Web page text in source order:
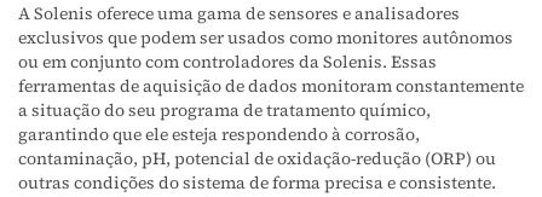
A Solenis oferece uma gama de sensores e analisadores
exclusivos que podem ser usados como monitores autônomos
ou em conjunto com controladores da Solenis. Essas
ferramentas de aquisição de dados monitoram constantemente
a situação do seu programa de tratamento químico,
garantindo que ele esteja respondendo à corrosão,
contaminação, pH, potencial de oxidação-redução (ORP) ou
outras condições do sistema de forma precisa e consistente.